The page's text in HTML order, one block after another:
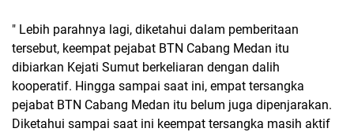
" Lebih parahnya lagi, diketahui dalam pemberitaan
tersebut, keempat pejabat BTN Cabang Medan itu
dibiarkan Kejati Sumut berkeliaran dengan dalih
kooperatif. Hingga sampai saat ini, empat tersangka
pejabat BTN Cabang Medan itu belum juga dipenjarakan.
Diketahui sampai saat ini keempat tersangka masih aktif